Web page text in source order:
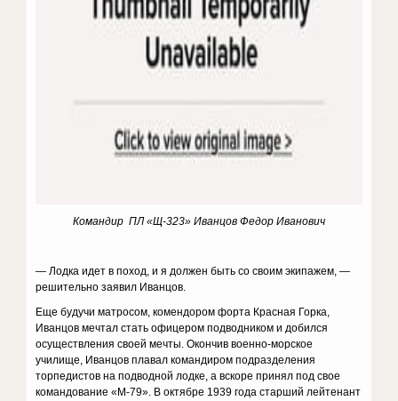
Командир ПЛ «Щ-323» Иванцов Федор Иванович
— Лодка идет в поход, и я должен быть со своим экипажем, —
решительно заявил Иванцов.
Еще будучи матросом, комендором форта Красная Горка,
Иванцов мечтал стать офицером подводником и добился
осуществления своей мечты. Окончив военно-морское
училище, Иванцов плавал командиром подразделения
торпедистов на подводной лодке, а вскоре принял под свое
командование «М-79». В октябре 1939 года старший лейтенант